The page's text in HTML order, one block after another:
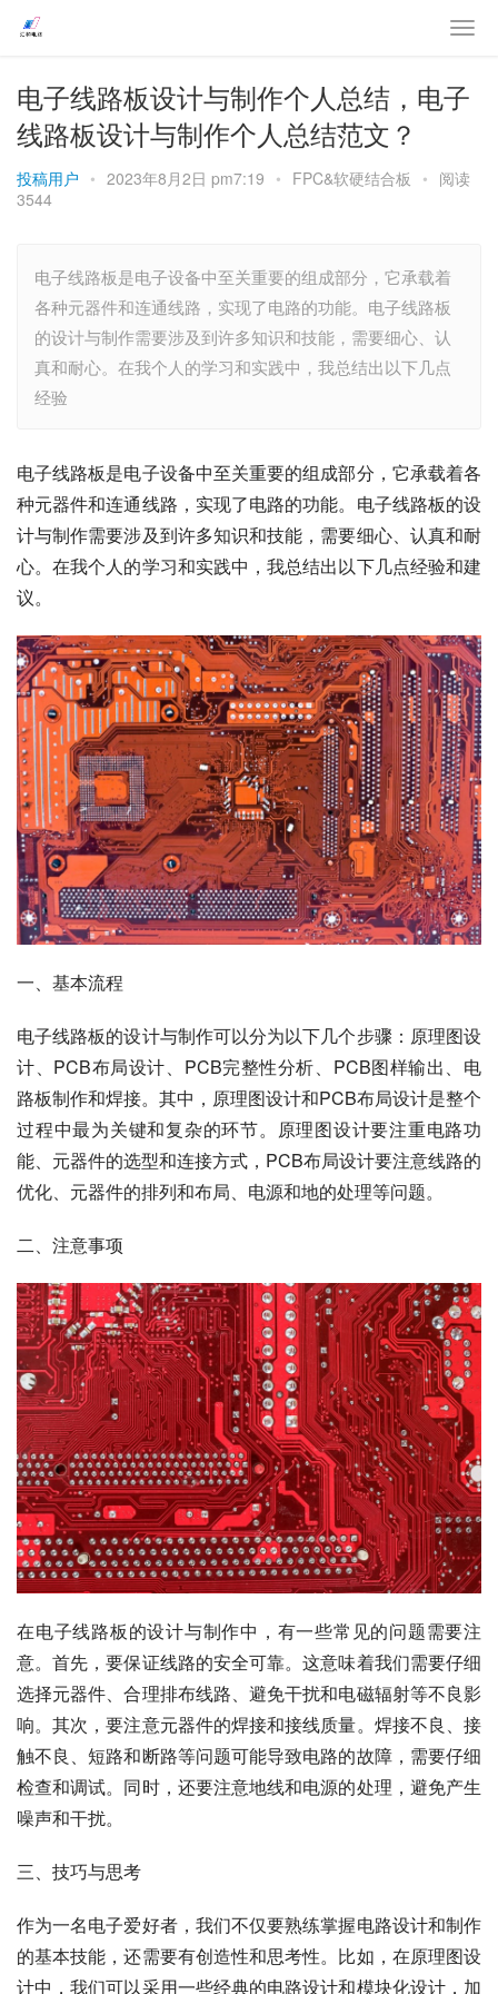
电子线路板设计与制作个人总结，电子
线路板设计与制作个人总结范文？
投稿用户 • 2023年8月2日 pm7:19 • FPC&软硬结合板 • 阅读
3544
电子线路板是电子设备中至关重要的组成部分，它承载着
各种元器件和连通线路，实现了电路的功能。电子线路板
的设计与制作需要涉及到许多知识和技能，需要细心、认
真和耐心。在我个人的学习和实践中，我总结出以下几点
经验
电子线路板是电子设备中至关重要的组成部分，它承载着各
种元器件和连通线路，实现了电路的功能。电子线路板的设
计与制作需要涉及到许多知识和技能，需要细心、认真和耐
心。在我个人的学习和实践中，我总结出以下几点经验和建
议。
一、基本流程
电子线路板的设计与制作可以分为以下几个步骤：原理图设
计、PCB布局设计、PCB完整性分析、PCB图样输出、电
路板制作和焊接。其中，原理图设计和PCB布局设计是整个
过程中最为关键和复杂的环节。原理图设计要注重电路功
能、元器件的选型和连接方式，PCB布局设计要注意线路的
优化、元器件的排列和布局、电源和地的处理等问题。
二、注意事项
在电子线路板的设计与制作中，有一些常见的问题需要注
意。首先，要保证线路的安全可靠。这意味着我们需要仔细
选择元器件、合理排布线路、避免干扰和电磁辐射等不良影
响。其次，要注意元器件的焊接和接线质量。焊接不良、接
触不良、短路和断路等问题可能导致电路的故障，需要仔细
检查和调试。同时，还要注意地线和电源的处理，避免产生
噪声和干扰。
三、技巧与思考
作为一名电子爱好者，我们不仅要熟练掌握电路设计和制作
的基本技能，还需要有创造性和思考性。比如，在原理图设
计中，我们可以采用一些经典的电路设计和模块化设计，加